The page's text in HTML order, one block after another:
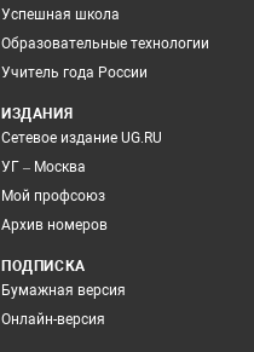
Успешная школа
Образовательные технологии
Учитель года России
ИЗДАНИЯ
Сетевое издание UG.RU
УГ – Москва
Мой профсоюз
Архив номеров
ПОДПИСКА
Бумажная версия
Онлайн-версия